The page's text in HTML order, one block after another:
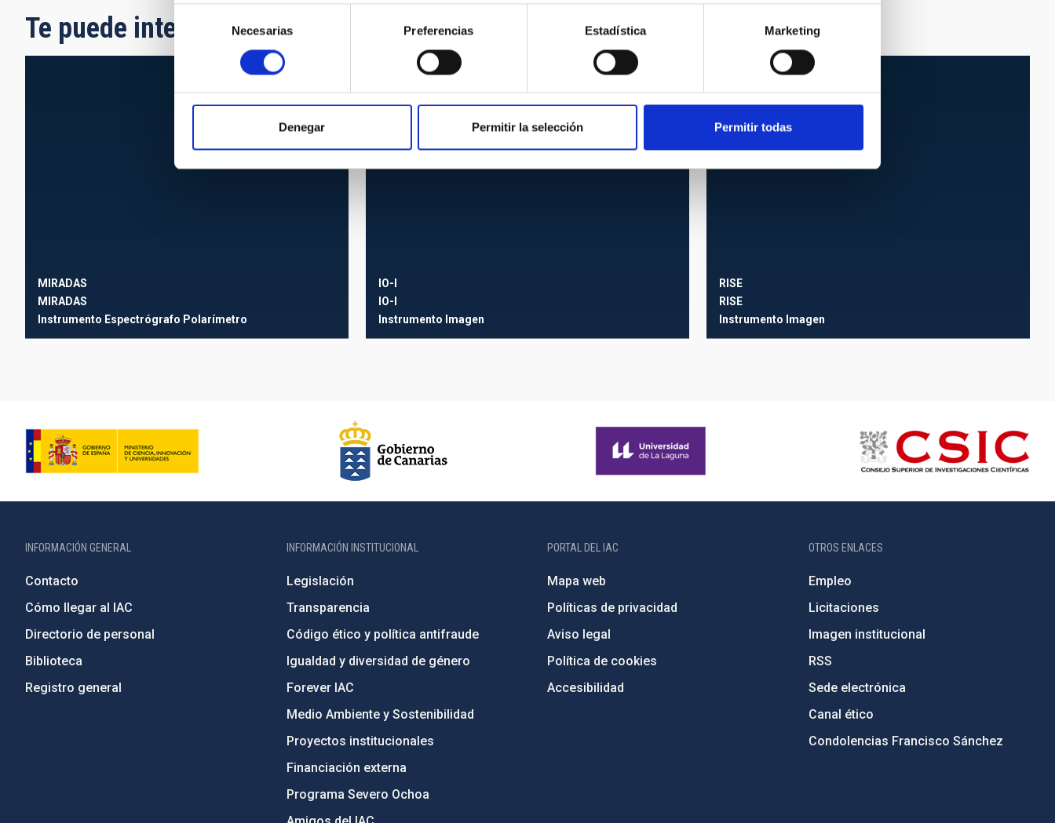
de
consentimiento
Necesarias Preferencias Estadística Marketing
Denegar Permitir la selección Permitir todas
Te puede interesar
MIRADAS
MIRADAS
Instrumento Espectrógrafo Polarímetro
IO-I
IO-I
Instrumento Imagen
RISE
RISE
Instrumento Imagen
INFORMACIÓN GENERAL
Contacto
Cómo llegar al IAC
Directorio de personal
Biblioteca
Registro general
INFORMACIÓN INSTITUCIONAL
Legislación
Transparencia
Código ético y política antifraude
Igualdad y diversidad de género
Forever IAC
Medio Ambiente y Sostenibilidad
Proyectos institucionales
Financiación externa
Programa Severo Ochoa
PORTAL DEL IAC
Mapa web
Políticas de privacidad
Aviso legal
Política de cookies
Accesibilidad
OTROS ENLACES
Empleo
Licitaciones
Imagen institucional
RSS
Sede electrónica
Canal ético
Condolencias Francisco Sánchez